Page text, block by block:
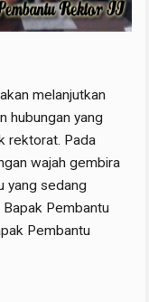
melanjutkan
hubungan yang
rektorat. Pada
wajah gembira
yang sedang
Bapak Pembantu
Pembantu